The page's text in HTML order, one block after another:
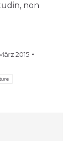
non
2015